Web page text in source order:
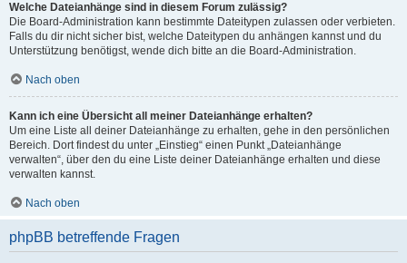
Welche Dateianhänge sind in diesem Forum zulässig?
Die Board-Administration kann bestimmte Dateitypen zulassen oder verbieten.
Falls du dir nicht sicher bist, welche Dateitypen du anhängen kannst und du
Unterstützung benötigst, wende dich bitte an die Board-Administration.
Nach oben
Kann ich eine Übersicht all meiner Dateianhänge erhalten?
Um eine Liste all deiner Dateianhänge zu erhalten, gehe in den persönlichen
Bereich. Dort findest du unter „Einstieg“ einen Punkt „Dateianhänge
verwalten“, über den du eine Liste deiner Dateianhänge erhalten und diese
verwalten kannst.
Nach oben
phpBB betreffende Fragen